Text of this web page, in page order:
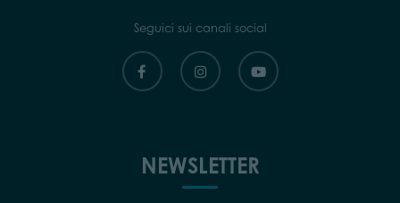
Seguici sui canali social
NEWSLETTER